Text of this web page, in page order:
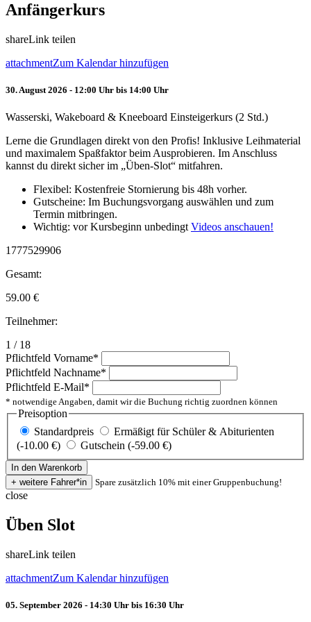
Anfängerkurs
shareLink teilen
attachmentZum Kalendar hinzufügen
30. August 2026 - 12:00 Uhr bis 14:00 Uhr
Wasserski, Wakeboard & Kneeboard Einsteigerkurs (2 Std.)
Lerne die Grundlagen direkt von den Profis! Inklusive Leihmaterial
und maximalem Spaßfaktor beim Ausprobieren. Im Anschluss
kannst du direkt sicher im „Üben-Slot“ mitfahren.
Flexibel: Kostenfreie Stornierung bis 48h vorher.
Gutscheine: Im Buchungsvorgang auswählen und zum
Termin mitbringen.
Wichtig: vor Kursbeginn unbedingtVideos anschauen!
1777529906
Gesamt:
59.00 €
Teilnehmer:
1 / 18
Pflichtfeld Vorname*
Pflichtfeld Nachname*
Pflichtfeld E-Mail*
* notwendige Angaben, damit wir die Buchung richtig zuordnen können
Preisoption
Standardpreis
Ermäßigt für Schüler & Abiturienten
(-10.00 €)
Gutschein (-59.00 €)
Spare zusätzlich 10% mit einer Gruppenbuchung!
close
Üben Slot
shareLink teilen
attachmentZum Kalendar hinzufügen
05. September 2026 - 14:30 Uhr bis 16:30 Uhr